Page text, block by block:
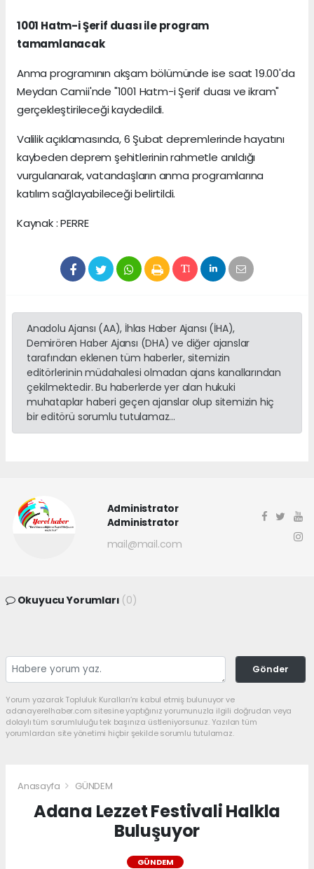
1001 Hatm-i Şerif duası ile program
tamamlanacak
Anma programının akşam bölümünde ise saat 19.00'da
Meydan Camii'nde "1001 Hatm-i Şerif duası ve ikram"
gerçekleştirileceği kaydedildi.
Valilik açıklamasında, 6 Şubat depremlerinde hayatını
kaybeden deprem şehitlerinin rahmetle anıldığı
vurgulanarak, vatandaşların anma programlarına
katılım sağlayabileceği belirtildi.
Kaynak : PERRE
Anadolu Ajansı (AA), İhlas Haber Ajansı (İHA),
Demirören Haber Ajansı (DHA) ve diğer ajanslar
tarafından eklenen tüm haberler, sitemizin
editörlerinin müdahalesi olmadan ajans kanallarından
çekilmektedir. Bu haberlerde yer alan hukuki
muhataplar haberi geçen ajanslar olup sitemizin hiç
bir editörü sorumlu tutulamaz...
Administrator
Administrator
mail@mail.com
Okuyucu Yorumları (0)
Gönder
Yorum yazarak Topluluk Kuralları’nı kabul etmiş bulunuyor ve
adanayerelhaber.com sitesine yaptığınız yorumunuzla ilgili doğrudan veya
dolaylı tüm sorumluluğu tek başınıza üstleniyorsunuz. Yazılan tüm
yorumlardan site yönetimi hiçbir şekilde sorumlu tutulamaz.
Anasayfa GÜNDEM
Adana Lezzet Festivali Halkla
Buluşuyor
GÜNDEM